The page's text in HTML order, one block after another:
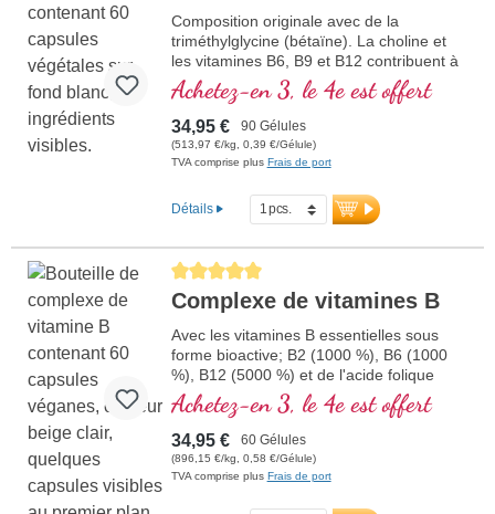
Composition originale avec de la
triméthylglycine (bétaïne). La choline et
les vitamines B6, B9 et B12 contribuent à
normaliser le métabolismede
l'homocystéine. La proportion de bétaïne
doit être d'au moins 1,5 g, pour pouvoir
exercer un effet sur le tau
Achetez-en 3, le 4e est offert
34,95 € 90 Gélules
(513,97 €/kg, 0,39 €/Gélule)
TVA comprise plus Frais de port
Détails
Average rating of 5 out of 5 stars
Complexe de vitamines B
Avec les vitamines B essentielles sous
forme bioactive; B2 (1000 %), B6 (1000
%), B12 (5000 %) et de l'acide folique
(400 %) ainsi que toutes les autres
vitamines B. Avec de la méthylcobalamine
et de l'adénosylcobalamine.
Achetez-en 3, le 4e est offert
34,95 € 60 Gélules
(896,15 €/kg, 0,58 €/Gélule)
TVA comprise plus Frais de port